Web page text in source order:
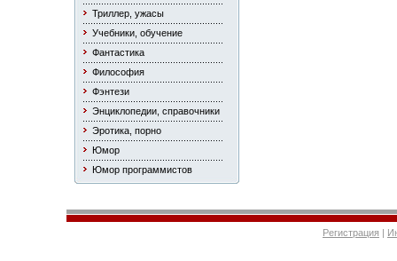
Триллер, ужасы
Учебники, обучение
Фантастика
Философия
Фэнтези
Энциклопедии, справочники
Эротика, порно
Юмор
Юмор программистов
Регистрация |